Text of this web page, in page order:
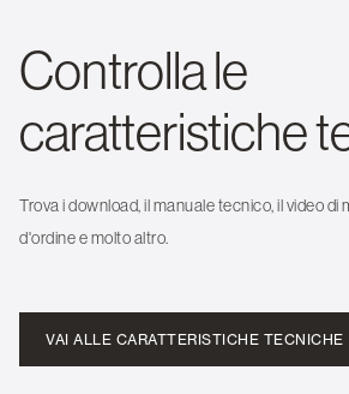
Controlla le
caratteristiche
Trova i download, il manuale tecnico, il video di
d'ordine e molto altro.
VAI ALLE CARATTERISTICHE TECNICHE